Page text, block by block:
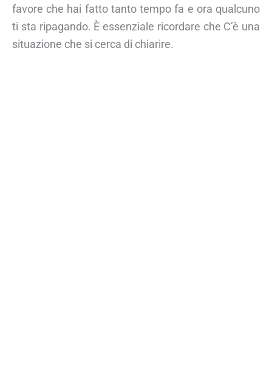
favore che hai fatto tanto tempo fa e ora qualcuno
ti sta ripagando. È essenziale ricordare che C’è una
situazione che si cerca di chiarire.